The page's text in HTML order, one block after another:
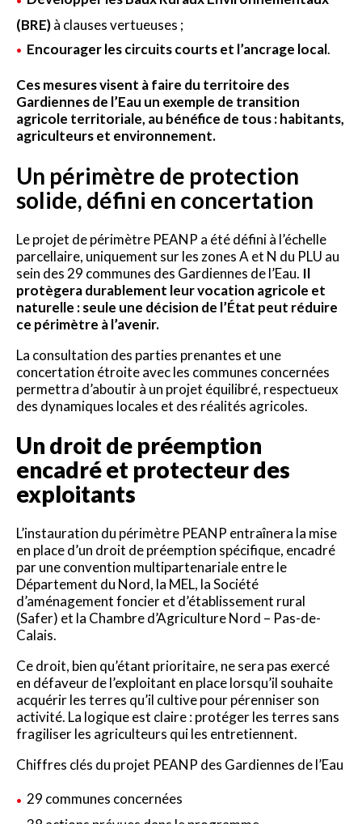
(BRE)à clauses vertueuses ;
Encourager les circuits courts et l’ancrage local.
Ces mesures visent à faire du territoire des
Gardiennes de l’Eau un exemple de transition
agricole territoriale, au bénéfice de tous : habitants,
agriculteurs et environnement.
Un périmètre de protection
solide, défini en concertation
Le projet de périmètre PEANP a été défini à l’échelle
parcellaire, uniquement sur les zones A et N du PLU au
sein des 29 communes des Gardiennes de l’Eau. Il
protègera durablement leur vocation agricole et
naturelle : seule une décision de l’État peut réduire
ce périmètre à l’avenir.
La consultation des parties prenantes et une
concertation étroite avec les communes concernées
permettra d’aboutir à un projet équilibré, respectueux
des dynamiques locales et des réalités agricoles.
Un droit de préemption
encadré et protecteur des
exploitants
L’instauration du périmètre PEANP entraînera la mise
en place d’un droit de préemption spécifique, encadré
par une convention multipartenariale entre le
Département du Nord, la MEL, la Société
d’aménagement foncier et d’établissement rural
(Safer) et la Chambre d’Agriculture Nord – Pas-de-
Calais.
Ce droit, bien qu’étant prioritaire, ne sera pas exercé
en défaveur de l’exploitant en place lorsqu’il souhaite
acquérir les terres qu’il cultive pour pérenniser son
activité. La logique est claire : protéger les terres sans
fragiliser les agriculteurs qui les entretiennent.
Chiffres clés du projet PEANP des Gardiennes de l’Eau
29 communes concernées